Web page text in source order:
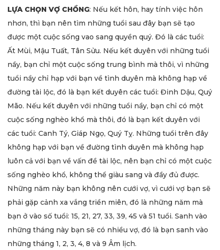
LỰA CHỌN VỢ CHỒNG: Nếu kết hôn, hay tính việc hôn
nhơn, thì bạn nên tìm những tuổi sau đây bạn sẽ tạo
được một cuộc sống vao sang quyền quý. Đó là các tuổi:
Ất Mùi, Mậu Tuất, Tân Sửu. Nếu kết duyên với những tuổi
nầy, bạn chỉ một cuộc sống trung bình mà thôi, vì những
tuổi nầy chỉ hạp với bạn về tình duyên mà không hạp về
đường tài lộc, đó là bạn kết duyên các tuổi: Đinh Dậu, Quý
Mão. Nếu kết duyên với những tuổi nầy, bạn chỉ có một
cuộc sống nghèo khổ mà thôi, đó là bạn kết duyên với
các tuổi: Canh Tý, Giáp Ngọ, Quý Tỵ. Những tuổi trên đây
không hạp với bạn về đường tình duyên mà không hạp
luôn cả với bạn về vấn đề tài lộc, nên bạn chỉ có một cuộc
sống nghèo khổ, không thể giàu sang và đầy đủ được.
Những năm này bạn không nên cưới vợ, vì cưới vợ bạn sẽ
phải gặp cảnh xa vắng triền miên, đó là những năm mà
bạn ở vào số tuổi: 15, 21, 27, 33, 39, 45 và 51 tuổi. Sanh vào
những tháng này bạn sẽ có nhiều vợ, đó là bạn sanh vào
những tháng 1, 2, 3, 4, 8 và 9 Âm lịch.